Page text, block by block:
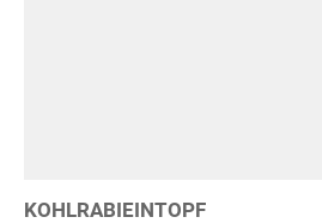
KOHLRABIEINTOPF